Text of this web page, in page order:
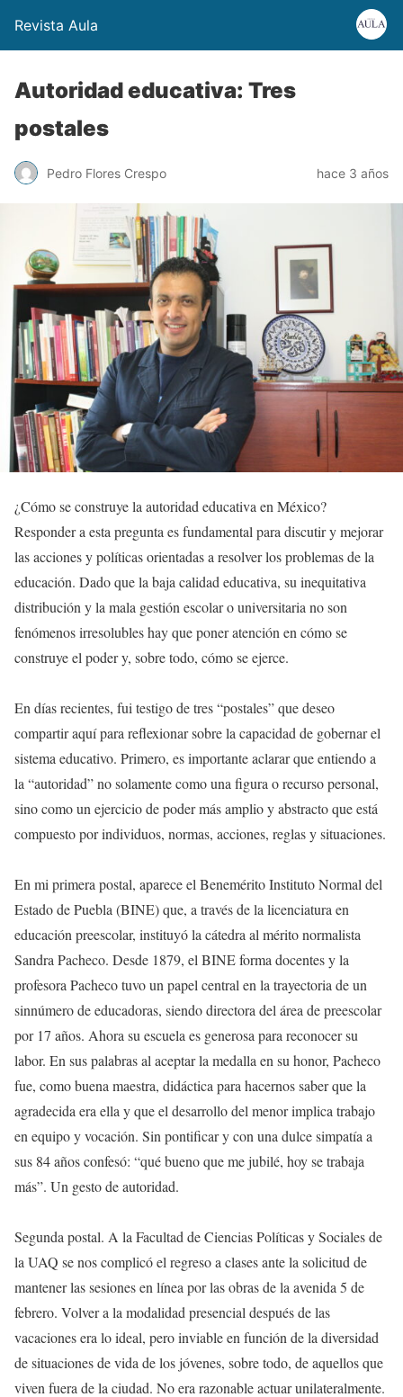
Revista Aula
Autoridad educativa: Tres
postales
Pedro Flores Crespo hace 3 años
¿Cómo se construye la autoridad educativa en México?
Responder a esta pregunta es fundamental para discutir y mejorar
las acciones y políticas orientadas a resolver los problemas de la
educación. Dado que la baja calidad educativa, su inequitativa
distribución y la mala gestión escolar o universitaria no son
fenómenos irresolubles hay que poner atención en cómo se
construye el poder y, sobre todo, cómo se ejerce.
En días recientes, fui testigo de tres “postales” que deseo
compartir aquí para reflexionar sobre la capacidad de gobernar el
sistema educativo. Primero, es importante aclarar que entiendo a
la “autoridad” no solamente como una figura o recurso personal,
sino como un ejercicio de poder más amplio y abstracto que está
compuesto por individuos, normas, acciones, reglas y situaciones.
En mi primera postal, aparece el Benemérito Instituto Normal del
Estado de Puebla (BINE) que, a través de la licenciatura en
educación preescolar, instituyó la cátedra al mérito normalista
Sandra Pacheco. Desde 1879, el BINE forma docentes y la
profesora Pacheco tuvo un papel central en la trayectoria de un
sinnúmero de educadoras, siendo directora del área de preescolar
por 17 años. Ahora su escuela es generosa para reconocer su
labor. En sus palabras al aceptar la medalla en su honor, Pacheco
fue, como buena maestra, didáctica para hacernos saber que la
agradecida era ella y que el desarrollo del menor implica trabajo
en equipo y vocación. Sin pontificar y con una dulce simpatía a
sus 84 años confesó: “qué bueno que me jubilé, hoy se trabaja
más”. Un gesto de autoridad.
Segunda postal. A la Facultad de Ciencias Políticas y Sociales de
la UAQ se nos complicó el regreso a clases ante la solicitud de
mantener las sesiones en línea por las obras de la avenida 5 de
febrero. Volver a la modalidad presencial después de las
vacaciones era lo ideal, pero inviable en función de la diversidad
de situaciones de vida de los jóvenes, sobre todo, de aquellos que
viven fuera de la ciudad. No era razonable actuar unilateralmente.